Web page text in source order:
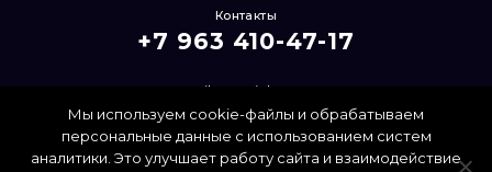
Мы используем cookie-файлы и обрабатываем
персональные данные с использованием систем
аналитики. Это улучшает работу сайта и взаимодействие
Контакты
+7 963 410-47-17
mailpon@inbox.ru
Политика конфиденциальности